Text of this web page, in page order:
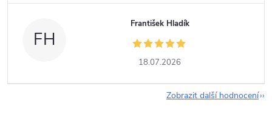
FH
František Hladík
18.07.2026
Zobrazit další hodnocení